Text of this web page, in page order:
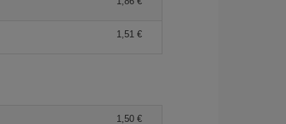
1,51 €
1,50 €